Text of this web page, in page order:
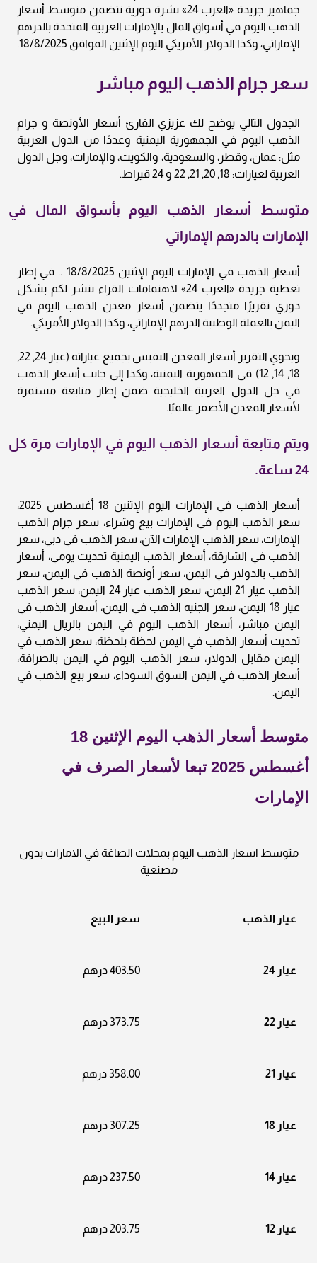
جماهير جريدة «العرب 24» نشرة دورية تتضمن متوسط أسعار
الذهب اليوم في أسواق المال بالإمارات العربية المتحدة بالدرهم
الإماراتي، وكذا الدولار الأمريكي اليوم الإثنين الموافق 18/8/2025.
سعر جرام الذهب اليوم مباشر
الجدول التالي يوضح لك عزيزي القارئ أسعار الأونصة و جرام
الذهب اليوم في الجمهورية اليمنية وعددًا من الدول العربية
مثل: عمان، وقطر، والسعودية، والكويت، والإمارات، وجل الدول
العربية لعيارات: 18, 20, 21, 22 و 24 قيراط.
متوسط أسعار الذهب اليوم بأسواق المال في
الإمارات بالدرهم الإماراتي
أسعار الذهب في الإمارات اليوم الإثنين 18/8/2025 .. في إطار
تغطية جريدة «العرب 24» لاهتمامات القراء ننشر لكم بشكل
دوري تقريرًا متجددًا يتضمن أسعار معدن الذهب اليوم في
اليمن بالعملة الوطنية الدرهم الإماراتي، وكذا الدولار الأمريكي.
ويحوي التقرير أسعار المعدن النفيس بجميع عياراته (عيار 24, 22,
18, 14, 12) فى الجمهورية اليمنية، وكذا إلى جانب أسعار الذهب
في جل الدول العربية الخليجية ضمن إطار متابعة مستمرة
لأسعار المعدن الأصفر عالميًا.
ويتم متابعة أسعار الذهب اليوم في الإمارات مرة كل
24 ساعة.
أسعار الذهب في الإمارات اليوم الإثنين 18 أغسطس 2025،
سعر الذهب اليوم في الإمارات بيع وشراء، سعر جرام الذهب
الإمارات، سعر الذهب الإمارات الآن، سعر الذهب في دبي، سعر
الذهب في الشارقة، أسعار الذهب اليمنية تحديث يومي، أسعار
الذهب بالدولار في اليمن، سعر أونصة الذهب في اليمن، سعر
الذهب عيار 21 اليمن، سعر الذهب عيار 24 اليمن، سعر الذهب
عيار 18 اليمن، سعر الجنيه الذهب في اليمن، أسعار الذهب في
اليمن مباشر، أسعار الذهب اليوم في اليمن بالريال اليمني،
تحديث أسعار الذهب في اليمن لحظة بلحظة، سعر الذهب في
اليمن مقابل الدولار، سعر الذهب اليوم في اليمن بالصرافة،
أسعار الذهب في اليمن السوق السوداء، سعر بيع الذهب في
اليمن.
متوسط أسعار الذهب اليوم الإثنين 18
أغسطس 2025 تبعا لأسعار الصرف في
الإمارات
متوسط اسعار الذهب اليوم بمحلات الصاغة في الامارات بدون
مصنعية
عيار الذهب سعر البيع
عيار 24 403.50 درهم
عيار 22 373.75 درهم
عيار 21 358.00 درهم
عيار 18 307.25 درهم
عيار 14 237.50 درهم
عيار 12 203.75 درهم